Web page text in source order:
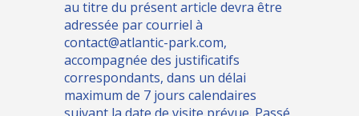
au titre du présent article devra être
adressée par courriel à
contact@atlantic-park.com,
accompagnée des justificatifs
correspondants, dans un délai
maximum de 7 jours calendaires